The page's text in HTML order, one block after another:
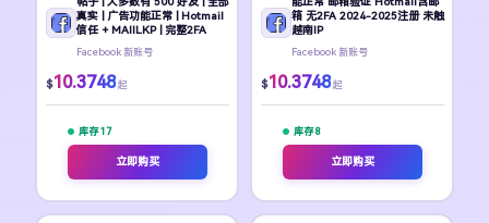
真实 | 广告功能正常 | Hotmail
信任 + MAIILKP | 完整2FA
Facebook 新账号
$10.3748 起
库存 17
立即购买
箱 无2FA 2024-2025注册 未触
越南IP
Facebook 新账号
$10.3748 起
库存 8
立即购买